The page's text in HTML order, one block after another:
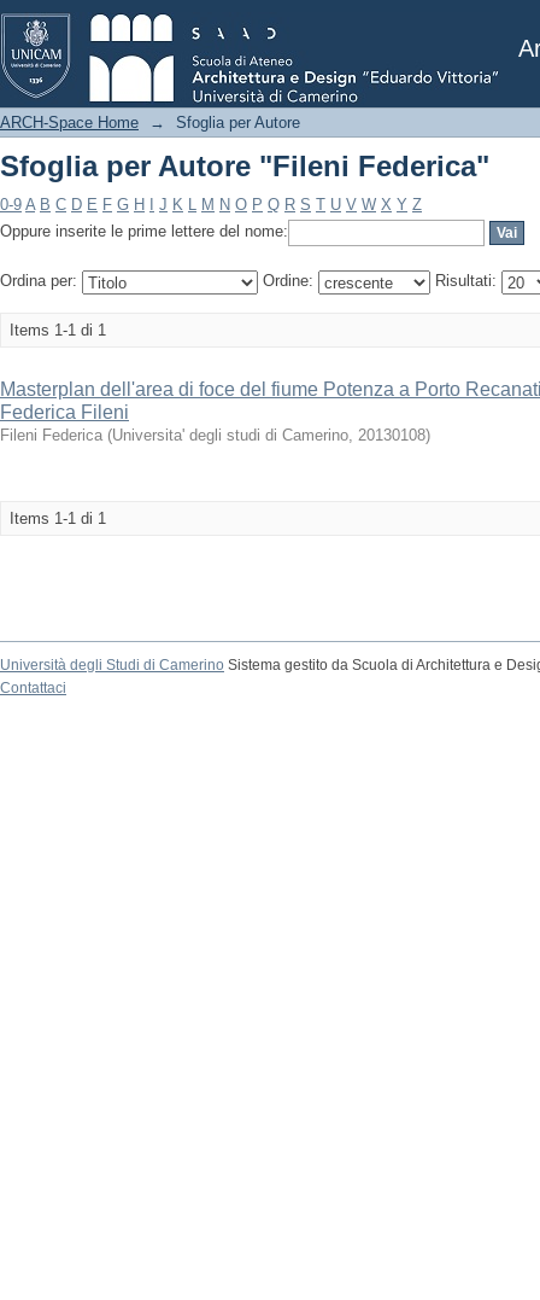
Sfoglia per Autore "Fileni Federica"
ARCH-Space Home → Sfoglia per Autore
Sfoglia per Autore "Fileni Federica"
0-9 A B C D E F G H J K L M N O P Q R S T U V W X Y Z
Oppure inserite le prime lettere del nome:
Ordina per: Ordine: Risultati:
Items 1-1 di 1
Masterplan dell'area di foce del fiume Potenza a Porto
Federica Fileni
Fileni Federica (Universita' degli studi di Camerino, 20130108)
Items 1-1 di 1
Università degli Studi di Camerino Sistema gestito da Scuola di Architettura e
Contattaci